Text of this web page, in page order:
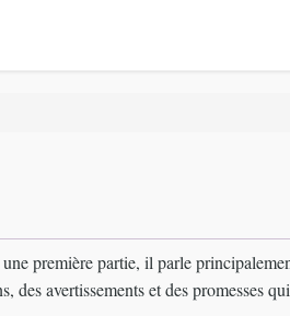
première partie, il parle
avertissements et des promesses